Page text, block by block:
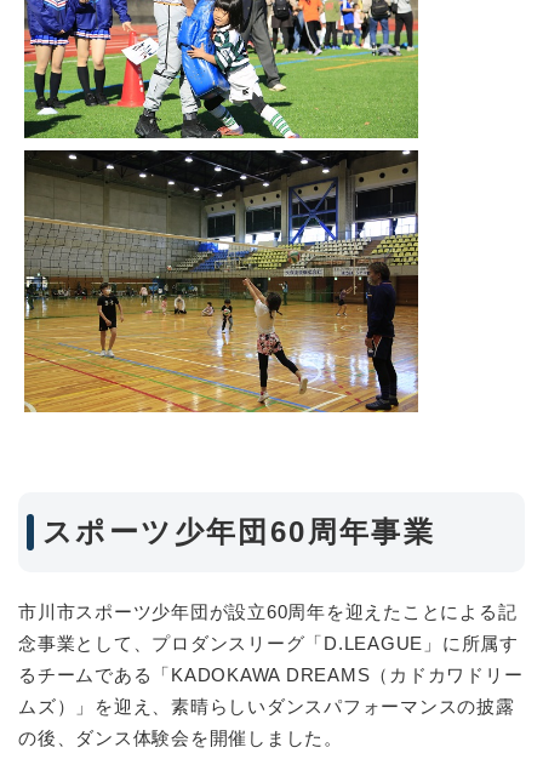
スポーツ少年団60周年事業
市川市スポーツ少年団が設立60周年を迎えたことによる記
念事業として、プロダンスリーグ「D.LEAGUE」に所属す
るチームである「KADOKAWA DREAMS（カドカワドリー
ムズ）」を迎え、素晴らしいダンスパフォーマンスの披露
の後、ダンス体験会を開催しました。